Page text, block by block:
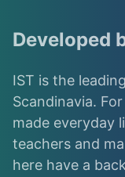
Developed
IST is the
Scandinavia.
made everyday
teachers and
here have a